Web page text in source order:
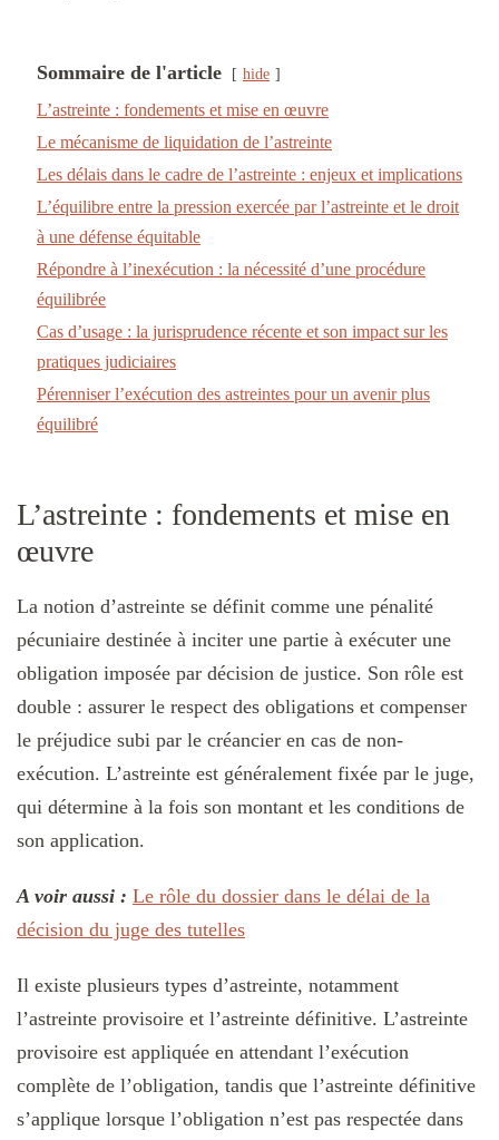
Sommaire de l'article hide
L’astreinte : fondements et mise en œuvre
Le mécanisme de liquidation de l’astreinte
Les délais dans le cadre de l’astreinte : enjeux et implications
L’équilibre entre la pression exercée par l’astreinte et le droit
à une défense équitable
Répondre à l’inexécution : la nécessité d’une procédure
équilibrée
Cas d’usage : la jurisprudence récente et son impact sur les
pratiques judiciaires
Pérenniser l’exécution des astreintes pour un avenir plus
équilibré
L’astreinte : fondements et mise en
œuvre
La notion d’astreinte se définit comme une pénalité
pécuniaire destinée à inciter une partie à exécuter une
obligation imposée par décision de justice. Son rôle est
double : assurer le respect des obligations et compenser
le préjudice subi par le créancier en cas de non-
exécution. L’astreinte est généralement fixée par le juge,
qui détermine à la fois son montant et les conditions de
son application.
A voir aussi : Le rôle du dossier dans le délai de la
décision du juge des tutelles
Il existe plusieurs types d’astreinte, notamment
l’astreinte provisoire et l’astreinte définitive. L’astreinte
provisoire est appliquée en attendant l’exécution
complète de l’obligation, tandis que l’astreinte définitive
s’applique lorsque l’obligation n’est pas respectée dans